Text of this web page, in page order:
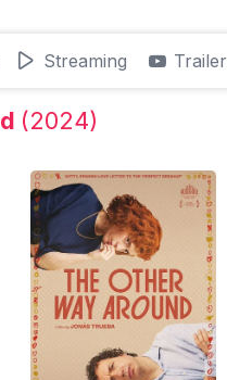
Streaming Trailer
(2024)